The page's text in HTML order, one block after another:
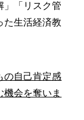
」「リスク管
た生活経済教
の自己肯定感
会を奪いま